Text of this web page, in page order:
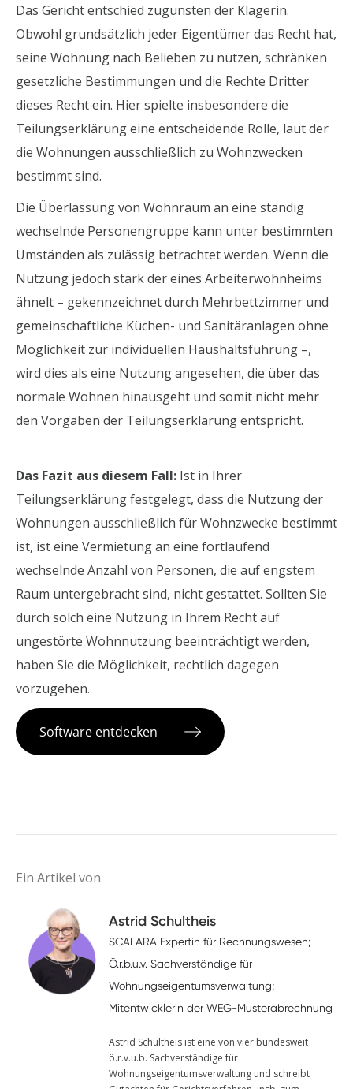
Das Gericht entschied zugunsten der Klägerin.
Obwohl grundsätzlich jeder Eigentümer das Recht hat,
seine Wohnung nach Belieben zu nutzen, schränken
gesetzliche Bestimmungen und die Rechte Dritter
dieses Recht ein. Hier spielte insbesondere die
Teilungserklärung eine entscheidende Rolle, laut der
die Wohnungen ausschließlich zu Wohnzwecken
bestimmt sind.
Die Überlassung von Wohnraum an eine ständig
wechselnde Personengruppe kann unter bestimmten
Umständen als zulässig betrachtet werden. Wenn die
Nutzung jedoch stark der eines Arbeiterwohnheims
ähnelt – gekennzeichnet durch Mehrbettzimmer und
gemeinschaftliche Küchen- und Sanitäranlagen ohne
Möglichkeit zur individuellen Haushaltsführung –,
wird dies als eine Nutzung angesehen, die über das
normale Wohnen hinausgeht und somit nicht mehr
den Vorgaben der Teilungserklärung entspricht.
Das Fazit aus diesem Fall: Ist in Ihrer
Teilungserklärung festgelegt, dass die Nutzung der
Wohnungen ausschließlich für Wohnzwecke bestimmt
ist, ist eine Vermietung an eine fortlaufend
wechselnde Anzahl von Personen, die auf engstem
Raum untergebracht sind, nicht gestattet. Sollten Sie
durch solch eine Nutzung in Ihrem Recht auf
ungestörte Wohnnutzung beeinträchtigt werden,
haben Sie die Möglichkeit, rechtlich dagegen
vorzugehen.
Software entdecken
Ein Artikel von
Astrid Schultheis
SCALARA Expertin für Rechnungswesen;
Ö.r.b.u.v. Sachverständige für
Wohnungseigentumsverwaltung;
Mitentwicklerin der WEG-Musterabrechnung
Astrid Schultheis ist eine von vier bundesweit
ö.r.v.u.b. Sachverständige für
Wohnungseigentumsverwaltung und schreibt